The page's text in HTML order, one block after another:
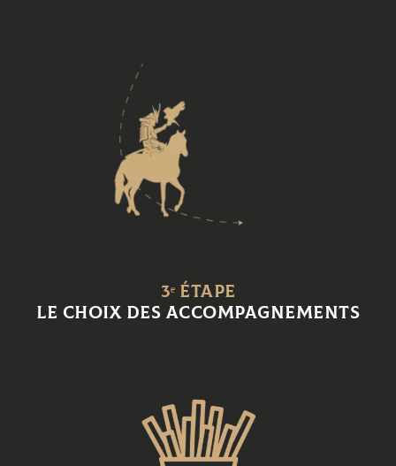
3ᵉ étape
le choix des accompagnements